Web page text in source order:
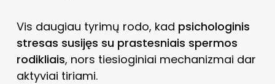
Vis daugiau tyrimų rodo, kad psichologinis
stresas susijęs su prastesniais spermos
rodikliais, nors tiesioginiai mechanizmai dar
aktyviai tiriami.